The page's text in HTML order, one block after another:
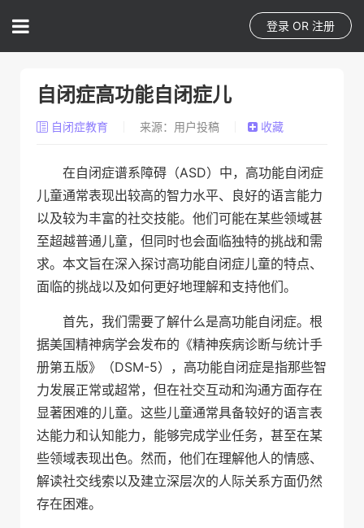
登录 OR 注册
自闭症高功能自闭症儿
自闭症教育 来源：用户投稿 收藏
在自闭症谱系障碍（ASD）中，高功能自闭症
儿童通常表现出较高的智力水平、良好的语言能力
以及较为丰富的社交技能。他们可能在某些领域甚
至超越普通儿童，但同时也会面临独特的挑战和需
求。本文旨在深入探讨高功能自闭症儿童的特点、
面临的挑战以及如何更好地理解和支持他们。
首先，我们需要了解什么是高功能自闭症。根
据美国精神病学会发布的《精神疾病诊断与统计手
册第五版》（DSM-5），高功能自闭症是指那些智
力发展正常或超常，但在社交互动和沟通方面存在
显著困难的儿童。这些儿童通常具备较好的语言表
达能力和认知能力，能够完成学业任务，甚至在某
些领域表现出色。然而，他们在理解他人的情感、
解读社交线索以及建立深层次的人际关系方面仍然
存在困难。